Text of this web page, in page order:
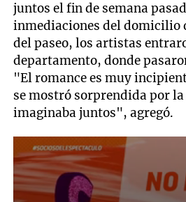
juntos el fin de semana
inmediaciones del domicilio
del paseo, los artistas
departamento, donde
"El romance es muy
se mostró sorprendida por
imaginaba juntos", agregó.